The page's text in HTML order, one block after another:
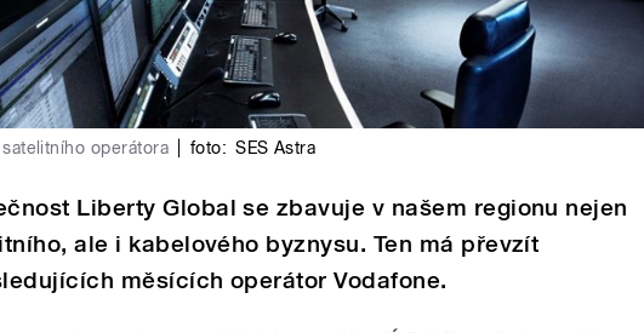
operátora foto: SES Astra
Liberty Global se zbavuje v našem regionu nejen
ale i kabelového byznysu. Ten má převzít
měsících operátor Vodafone.